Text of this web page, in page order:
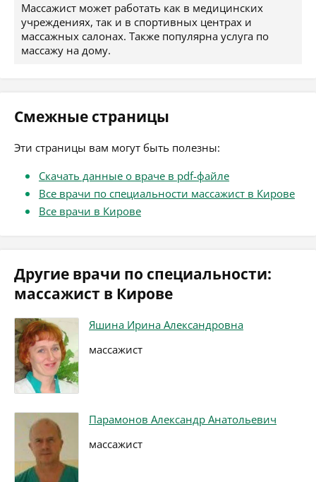
Массажист может работать как в медицинских
учреждениях, так и в спортивных центрах и
массажных салонах. Также популярна услуга по
массажу на дому.
Смежные страницы
Эти страницы вам могут быть полезны:
Скачать данные о враче в pdf-файле
Все врачи по специальности массажист в Кирове
Все врачи в Кирове
Другие врачи по специальности:
массажист в Кирове
Яшина Ирина Александровна
массажист
Парамонов Александр Анатольевич
массажист